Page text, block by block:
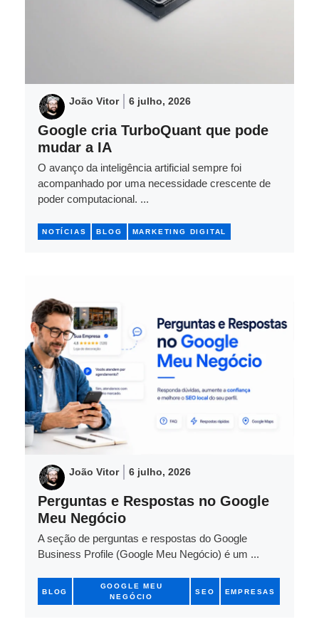
João Vitor 6 julho, 2026
Google cria TurboQuant que pode
mudar a IA
O avanço da inteligência artificial sempre foi
acompanhado por uma necessidade crescente de
poder computacional. ...
NOTÍCIAS BLOG MARKETING DIGITAL
João Vitor 6 julho, 2026
Perguntas e Respostas no Google
Meu Negócio
A seção de perguntas e respostas do Google
Business Profile (Google Meu Negócio) é um ...
BLOG
GOOGLE MEU
NEGÓCIO
SEO EMPRESAS